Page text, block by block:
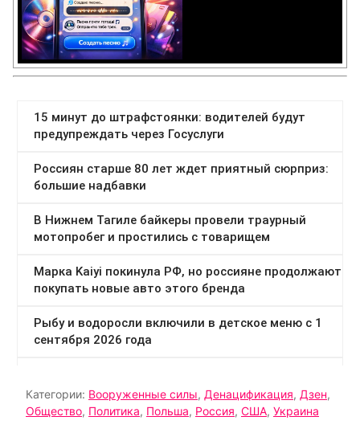
Категории: Вооруженные силы, Денацификация, Дзен,
Общество, Политика, Польша, Россия, США, Украина